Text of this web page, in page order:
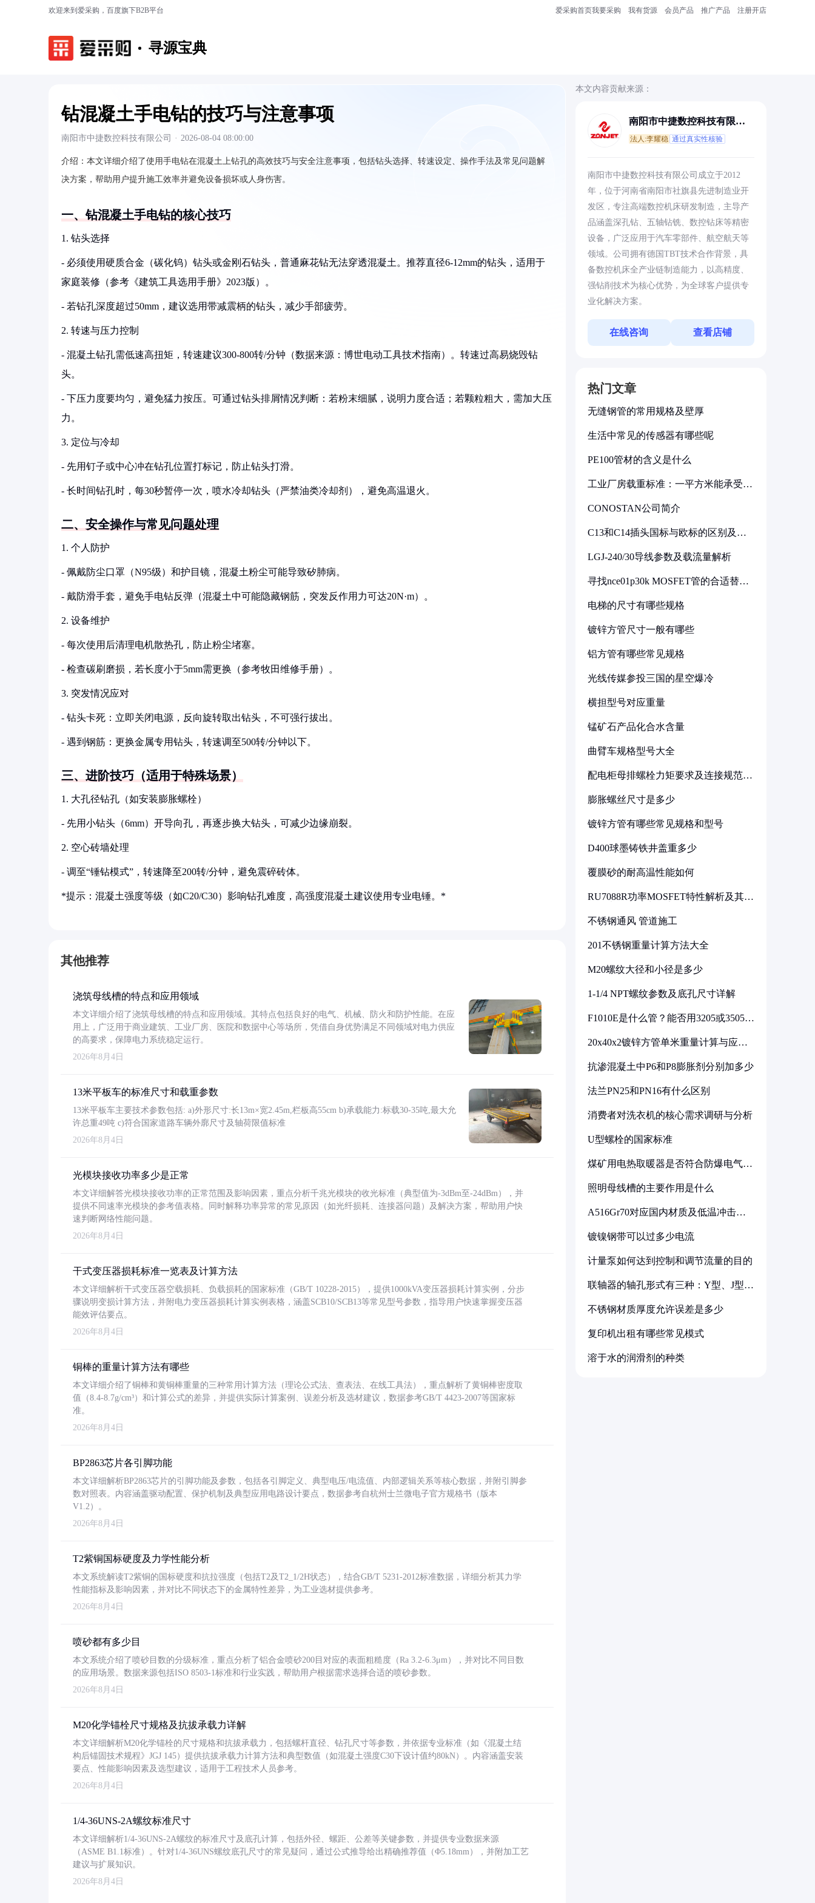
欢迎来到爱采购，百度旗下B2B平台 爱采购首页我要采购 我有货源 会员产品 推广产品 注册开店
寻源宝典
钻混凝土手电钻的技巧与注意事项
南阳市中捷数控科技有限公司 · 2026-08-04 08:00:00
介绍： 本文详细介绍了使用手电钻在混凝土上钻孔的高效技巧与安全注意事项，包括钻头选择、转速设定、操作手法及常见问题解
决方案，帮助用户提升施工效率并避免设备损坏或人身伤害。
一、钻混凝土手电钻的核心技巧
1. 钻头选择
- 必须使用硬质合金（碳化钨）钻头或金刚石钻头，普通麻花钻无法穿透混凝土。推荐直径6-12mm的钻头，适用于
家庭装修（参考《建筑工具选用手册》2023版）。
- 若钻孔深度超过50mm，建议选用带减震柄的钻头，减少手部疲劳。
2. 转速与压力控制
- 混凝土钻孔需低速高扭矩，转速建议300-800转/分钟（数据来源：博世电动工具技术指南）。转速过高易烧毁钻
头。
- 下压力度要均匀，避免猛力按压。可通过钻头排屑情况判断：若粉末细腻，说明力度合适；若颗粒粗大，需加大压
力。
3. 定位与冷却
- 先用钉子或中心冲在钻孔位置打标记，防止钻头打滑。
- 长时间钻孔时，每30秒暂停一次，喷水冷却钻头（严禁油类冷却剂），避免高温退火。
二、安全操作与常见问题处理
1. 个人防护
- 佩戴防尘口罩（N95级）和护目镜，混凝土粉尘可能导致矽肺病。
- 戴防滑手套，避免手电钻反弹（混凝土中可能隐藏钢筋，突发反作用力可达20N·m）。
2. 设备维护
- 每次使用后清理电机散热孔，防止粉尘堵塞。
- 检查碳刷磨损，若长度小于5mm需更换（参考牧田维修手册）。
3. 突发情况应对
- 钻头卡死：立即关闭电源，反向旋转取出钻头，不可强行拔出。
- 遇到钢筋：更换金属专用钻头，转速调至500转/分钟以下。
三、进阶技巧（适用于特殊场景）
1. 大孔径钻孔（如安装膨胀螺栓）
- 先用小钻头（6mm）开导向孔，再逐步换大钻头，可减少边缘崩裂。
2. 空心砖墙处理
- 调至“锤钻模式”，转速降至200转/分钟，避免震碎砖体。
*提示：混凝土强度等级（如C20/C30）影响钻孔难度，高强度混凝土建议使用专业电锤。*
其他推荐
浇筑母线槽的特点和应用领域
本文详细介绍了浇筑母线槽的特点和应用领域。其特点包括良好的电气、机械、防火和防护性能。在应
用上，广泛用于商业建筑、工业厂房、医院和数据中心等场所，凭借自身优势满足不同领域对电力供应
的高要求，保障电力系统稳定运行。
2026年8月4日
13米平板车的标准尺寸和载重参数
13米平板车主要技术参数包括: a)外形尺寸:长13m×宽2.45m,栏板高55cm b)承载能力:标载30-35吨,最大允
许总重49吨 c)符合国家道路车辆外廓尺寸及轴荷限值标准
2026年8月4日
光模块接收功率多少是正常
本文详细解答光模块接收功率的正常范围及影响因素，重点分析千兆光模块的收光标准（典型值为-3dBm至-24dBm），并
提供不同速率光模块的参考值表格。同时解释功率异常的常见原因（如光纤损耗、连接器问题）及解决方案，帮助用户快
速判断网络性能问题。
2026年8月4日
干式变压器损耗标准一览表及计算方法
本文详细解析干式变压器空载损耗、负载损耗的国家标准（GB/T 10228-2015），提供1000kVA变压器损耗计算实例，分步
骤说明变损计算方法，并附电力变压器损耗计算实例表格，涵盖SCB10/SCB13等常见型号参数，指导用户快速掌握变压器
能效评估要点。
2026年8月4日
铜棒的重量计算方法有哪些
本文详细介绍了铜棒和黄铜棒重量的三种常用计算方法（理论公式法、查表法、在线工具法），重点解析了黄铜棒密度取
值（8.4-8.7g/cm³）和计算公式的差异，并提供实际计算案例、误差分析及选材建议，数据参考GB/T 4423-2007等国家标
准。
2026年8月4日
BP2863芯片各引脚功能
本文详细解析BP2863芯片的引脚功能及参数，包括各引脚定义、典型电压/电流值、内部逻辑关系等核心数据，并附引脚参
数对照表。内容涵盖驱动配置、保护机制及典型应用电路设计要点，数据参考自杭州士兰微电子官方规格书（版本
V1.2）。
2026年8月4日
T2紫铜国标硬度及力学性能分析
本文系统解读T2紫铜的国标硬度和抗拉强度（包括T2及T2_1/2H状态），结合GB/T 5231-2012标准数据，详细分析其力学
性能指标及影响因素，并对比不同状态下的金属特性差异，为工业选材提供参考。
2026年8月4日
喷砂都有多少目
本文系统介绍了喷砂目数的分级标准，重点分析了铝合金喷砂200目对应的表面粗糙度（Ra 3.2-6.3μm），并对比不同目数
的应用场景。数据来源包括ISO 8503-1标准和行业实践，帮助用户根据需求选择合适的喷砂参数。
2026年8月4日
M20化学锚栓尺寸规格及抗拔承载力详解
本文详细解析M20化学锚栓的尺寸规格和抗拔承载力，包括螺杆直径、钻孔尺寸等参数，并依据专业标准（如《混凝土结
构后锚固技术规程》JGJ 145）提供抗拔承载力计算方法和典型数值（如混凝土强度C30下设计值约80kN）。内容涵盖安装
要点、性能影响因素及选型建议，适用于工程技术人员参考。
2026年8月4日
1/4-36UNS-2A螺纹标准尺寸
本文详细解析1/4-36UNS-2A螺纹的标准尺寸及底孔计算，包括外径、螺距、公差等关键参数，并提供专业数据来源
（ASME B1.1标准）。针对1/4-36UNS螺纹底孔尺寸的常见疑问，通过公式推导给出精确推荐值（Φ5.18mm），并附加工艺
建议与扩展知识。
2026年8月4日
本文内容贡献来源：
南阳市中捷数控科技有限公
法人:李耀稳 通过真实性核验
南阳市中捷数控科技有限公司成立于2012
年，位于河南省南阳市社旗县先进制造业开
发区，专注高端数控机床研发制造，主导产
品涵盖深孔钻、五轴钻铣、数控钻床等精密
设备，广泛应用于汽车零部件、航空航天等
领域。公司拥有德国TBT技术合作背景，具
备数控机床全产业链制造能力，以高精度、
强钻削技术为核心优势，为全球客户提供专
业化解决方案。
在线咨询 查看店铺
热门文章
无缝钢管的常用规格及壁厚
生活中常见的传感器有哪些呢
PE100管材的含义是什么
工业厂房载重标准：一平方米能承受多
CONOSTAN公司简介
C13和C14插头国标与欧标的区别及其
LGJ-240/30导线参数及载流量解析
寻找nce01p30k MOSFET管的合适替代
电梯的尺寸有哪些规格
镀锌方管尺寸一般有哪些
铝方管有哪些常见规格
光线传媒参投三国的星空爆冷
横担型号对应重量
锰矿石产品化合水含量
曲臂车规格型号大全
配电柜母排螺栓力矩要求及连接规范详
膨胀螺丝尺寸是多少
镀锌方管有哪些常见规格和型号
D400球墨铸铁井盖重多少
覆膜砂的耐高温性能如何
RU7088R功率MOSFET特性解析及其在
不锈钢通风 管道施工
201不锈钢重量计算方法大全
M20螺纹大径和小径是多少
1-1/4 NPT螺纹参数及底孔尺寸详解
F1010E是什么管？能否用3205或3505代
20x40x2镀锌方管单米重量计算与应用
抗渗混凝土中P6和P8膨胀剂分别加多少
法兰PN25和PN16有什么区别
消费者对洗衣机的核心需求调研与分析
U型螺栓的国家标准
煤矿用电热取暖器是否符合防爆电气设
照明母线槽的主要作用是什么
A516Gr70对应国内材质及低温冲击要
镀镍钢带可以过多少电流
计量泵如何达到控制和调节流量的目的
联轴器的轴孔形式有三种：Y型、J型、
不锈钢材质厚度允许误差是多少
复印机出租有哪些常见模式
溶于水的润滑剂的种类